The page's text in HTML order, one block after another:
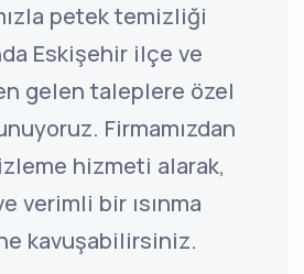
petek temizliği
Eskişehir ilçe ve
gelen taleplere özel
Firmamızdan
hizmeti alarak,
verimli bir ısınma
kavuşabilirsiniz.